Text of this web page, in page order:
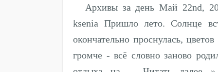
Архивы за день Май 22nd,
ksenia Пришло лето. Солнце
окончательно проснулась,
громче - всё словно заново